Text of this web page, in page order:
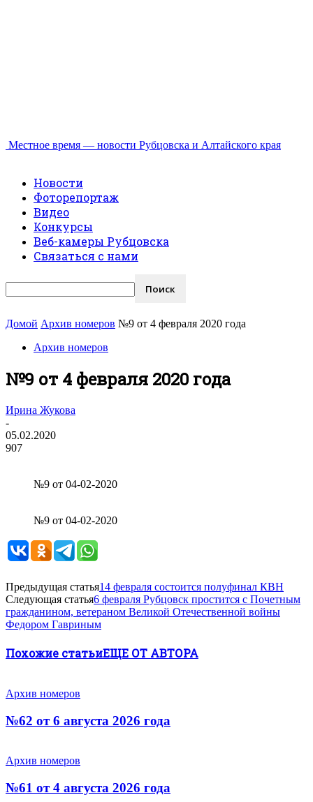
Местное время — новости Рубцовска и Алтайского края
Новости
Фоторепортаж
Видео
Конкурсы
Веб-камеры Рубцовска
Связаться с нами
Домой Архив номеров №9 от 4 февраля 2020 года
Архив номеров
№9 от 4 февраля 2020 года
Ирина Жукова
-
05.02.2020
907
№9 от 04-02-2020
№9 от 04-02-2020
Предыдущая статья14 февраля состоится полуфинал КВН
Следующая статья6 февраля Рубцовск простится с Почетным
гражданином, ветераном Великой Отечественной войны
Федором Гавриным
Похожие статьиЕЩЕ ОТ АВТОРА
Архив номеров
№62 от 6 августа 2026 года
Архив номеров
№61 от 4 августа 2026 года